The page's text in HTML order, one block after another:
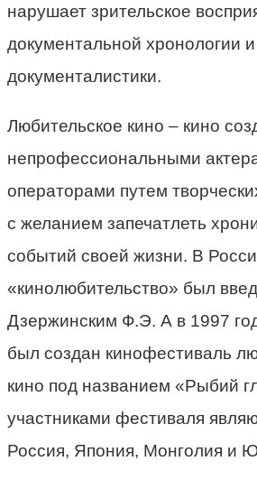
нарушает зрительское
документальной хронологии
документалистики.
Любительское кино – кино
непрофессиональными
операторами путем
с желанием запечатлеть
событий своей жизни. В
«кинолюбительство» был
Дзержинским Ф.Э. А в 1997
был создан кинофестиваль
кино под названием «Рыбий
участниками фестиваля
Россия, Япония, Монголия и